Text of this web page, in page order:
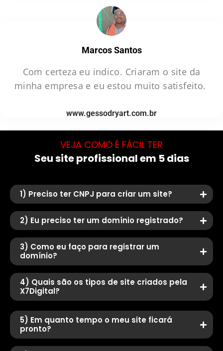
Marcos Santos
Com certeza eu indico. Criaram o site da
minha empresa e eu estou muito satisfeito.
www.gessodryart.com.br
VEJA COMO É FÁCIL TER
Seu site profissional em 5 dias
1) Preciso ter CNPJ para criar um site?
2) Eu preciso ter um domínio registrado?
3) Como eu faço para registrar um
domínio?
4) Quais são os tipos de site criados pela
X7Digital?
5) Em quanto tempo o meu site ficará
pronto?